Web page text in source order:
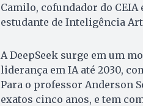
Camilo, cofundador do CEIA
estudante de Inteligência
A DeepSeek surge em um
liderança em IA até 2030,
Para o professor Anderson
exatos cinco anos, e tem